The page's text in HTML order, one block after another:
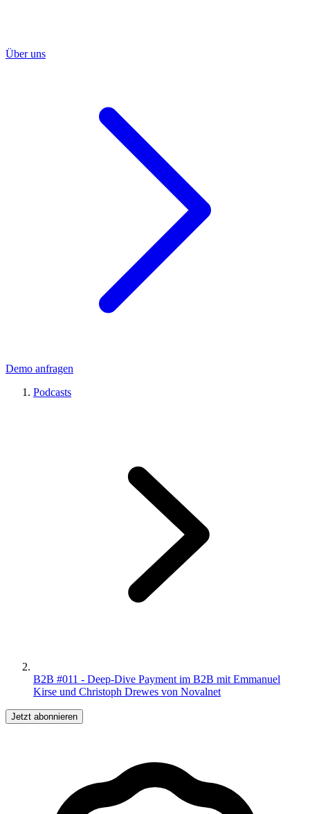
Über uns
Demo anfragen
Podcasts
B2B #011 - Deep-Dive Payment im B2B mit Emmanuel
Kirse und Christoph Drewes von Novalnet
Jetzt abonnieren